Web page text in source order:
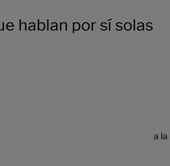
hablan por sí solas